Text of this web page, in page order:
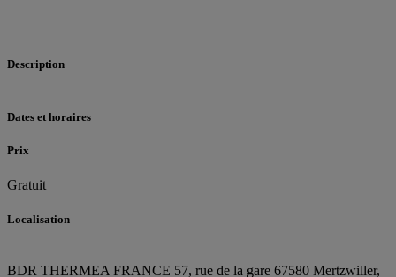
Description
Dates et horaires
Prix
Gratuit
Localisation
BDR THERMEA FRANCE 57, rue de la gare 67580 Mertzwiller,